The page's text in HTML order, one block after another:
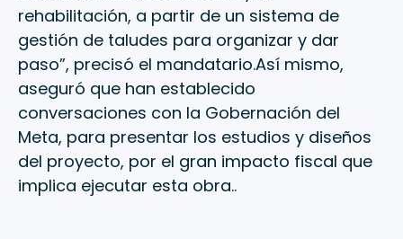
rehabilitación, a partir de un sistema de
gestión de taludes para organizar y dar
paso”, precisó el mandatario.Así mismo,
aseguró que han establecido
conversaciones con la Gobernación del
Meta, para presentar los estudios y diseños
del proyecto, por el gran impacto fiscal que
implica ejecutar esta obra..